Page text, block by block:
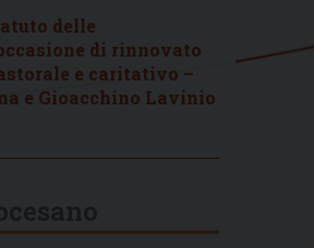
delle
di rinnovato
e caritativo –
e Gioacchino Lavinio